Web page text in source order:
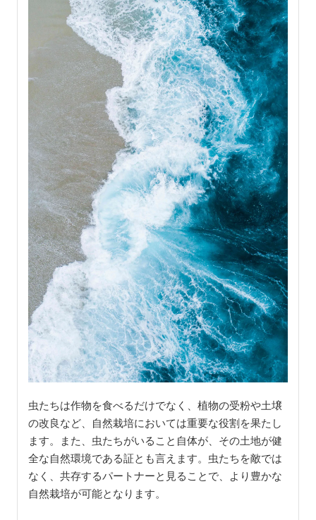
虫たちは作物を食べるだけでなく、植物の受粉や土壌
の改良など、自然栽培においては重要な役割を果たし
ます。また、虫たちがいること自体が、その土地が健
全な自然環境である証とも言えます。虫たちを敵では
なく、共存するパートナーと見ることで、より豊かな
自然栽培が可能となります。